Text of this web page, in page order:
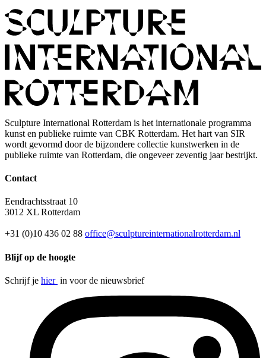
Sculpture International Rotterdam is het internationale programma
kunst en publieke ruimte van CBK Rotterdam. Het hart van SIR
wordt gevormd door de bijzondere collectie kunstwerken in de
publieke ruimte van Rotterdam, die ongeveer zeventig jaar bestrijkt.
Contact
Eendrachtsstraat 10
3012 XL Rotterdam
+31 (0)10 436 02 88 office@sculptureinternationalrotterdam.nl
Blijf op de hoogte
Schrijf je hier in voor de nieuwsbrief